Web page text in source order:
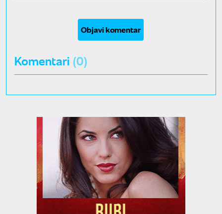
Objavi komentar
Komentari (0)